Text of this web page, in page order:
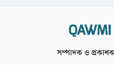
সম্পাদক ও